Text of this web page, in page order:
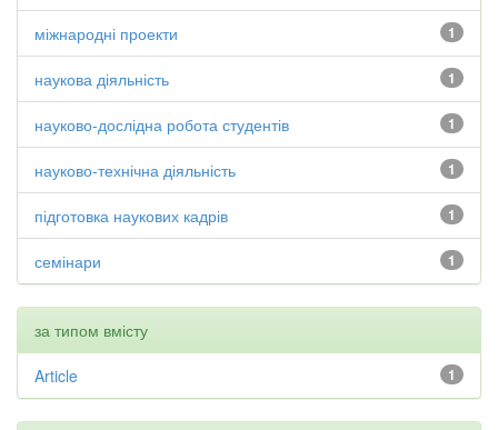
1
міжнародні проекти
1
наукова діяльність
1
науково-дослідна робота студентів
1
науково-технічна діяльність
1
підготовка наукових кадрів
1
семінари
за типом вмісту
1
Article